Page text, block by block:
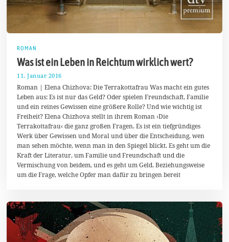
ROMAN
Was ist ein Leben in Reichtum wirklich wert?
11. Januar 2016
.
M
ä
r
z
0
1
6
Roman | Elena Chizhova: Die Terrakottafrau Was macht ein gutes
Leben aus: Es ist nur das Geld? Oder spielen Freundschaft, Familie
und ein reines Gewissen eine größere Rolle? Und wie wichtig ist
Freiheit? Elena Chizhova stellt in ihrem Roman ›Die
Terrakottafrau‹ die ganz großen Fragen. Es ist ein tiefgründiges
Werk über Gewissen und Moral und über die Entscheidung, wen
man sehen möchte, wenn man in den Spiegel blickt. Es geht um die
Kraft der Literatur, um Familie und Freundschaft und die
Vermischung von beidem, und es geht um Geld. Beziehungsweise
um die Frage, welche Opfer man dafür zu bringen bereit